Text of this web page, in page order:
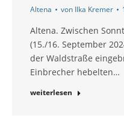
Altena von Ilka Kremer
Altena. Zwischen
(15./16. September
der Waldstraße
Einbrecher hebelten…
weiterlesen